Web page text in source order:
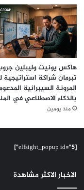
هاكس يونيت وليبلين
تبرمان شراكة استراتيجية
المرونة السيبرانية
بالذكاء الاصطناعي في
منذ يومين
[elfsight_popup id="5"]
الاخبار الاكثر مشاهدة